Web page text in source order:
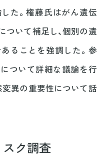
た。権藤氏はがん遺伝
ついて補足し、個別の遺
ることを強調した。参
ついて詳細な議論を行
変異の重要性について話
ク調査